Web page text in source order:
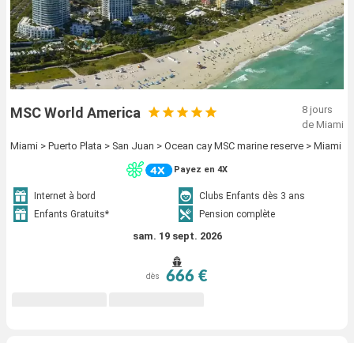
MSC World America
8 jours
de Miami
Miami > Puerto Plata > San Juan > Ocean cay MSC marine reserve > Miami
Payez en 4X
Internet à bord
Clubs Enfants dès 3 ans
Enfants Gratuits*
Pension complète
sam. 19 sept. 2026
dès 666 €